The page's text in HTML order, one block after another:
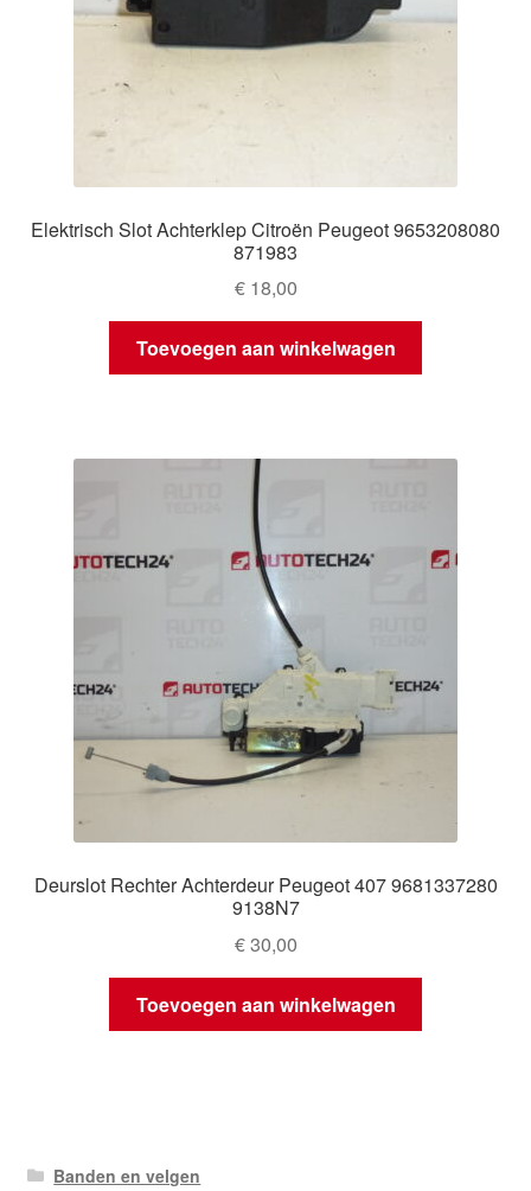
Elektrisch Slot Achterklep Citroën Peugeot 9653208080
871983
€18,00
Toevoegen aan winkelwagen
Deurslot Rechter Achterdeur Peugeot 407 9681337280
9138N7
€30,00
Toevoegen aan winkelwagen
Banden en velgen